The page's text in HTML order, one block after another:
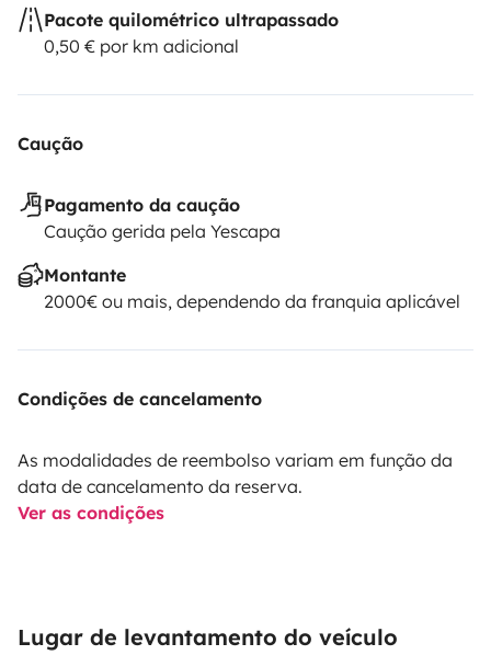
Cordialement
Pacote quilométrico ultrapassado
0,50 € por km adicional
Caução
Pagamento da caução
Caução gerida pela Yescapa
Montante
2000€ ou mais, dependendo da franquia aplicável
Condições de cancelamento
As modalidades de reembolso variam em função da
data de cancelamento da reserva.
Ver as condições
Lugar de levantamento do veículo